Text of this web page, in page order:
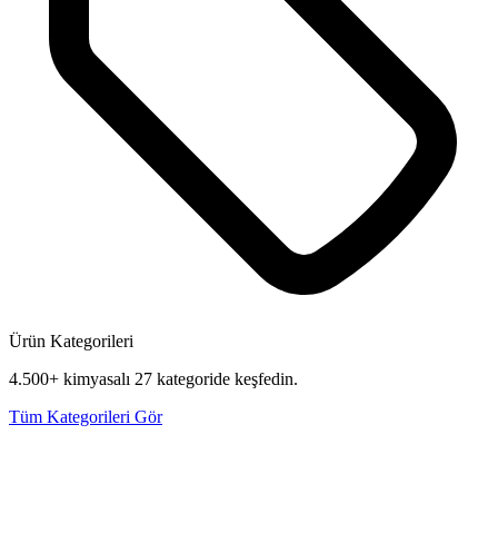
Ürün Kategorileri
4.500+ kimyasalı 27 kategoride keşfedin.
Tüm Kategorileri Gör